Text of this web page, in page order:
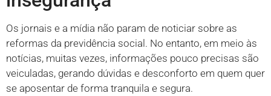
Os jornais e a mídia não param de noticiar sobre as
reformas da previdência social. No entanto, em meio às
notícias, muitas vezes, informações pouco precisas são
veiculadas, gerando dúvidas e desconforto em quem quer
se aposentar de forma tranquila e segura.